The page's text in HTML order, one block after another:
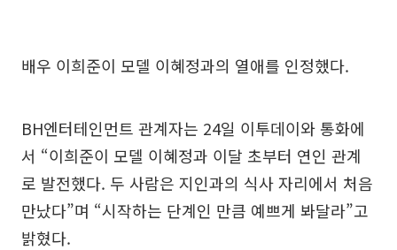
배우 이희준이 모델 이혜정과의 열애를 인정했다.
BH엔터테인먼트 관계자는 24일 이투데이와 통화에
서 “이희준이 모델 이혜정과 이달 초부터 연인 관계
로 발전했다. 두 사람은 지인과의 식사 자리에서 처음
만났다”며 “시작하는 단계인 만큼 예쁘게 봐달라”고
밝혔다.